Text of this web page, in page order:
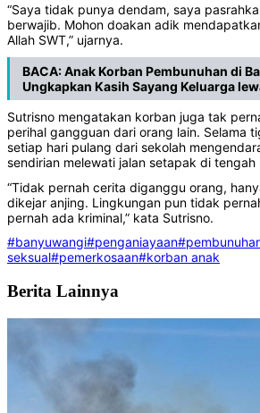
“Saya tidak punya dendam, saya
berwajib. Mohon doakan adik
Allah SWT,” ujarnya.
BACA:Anak Korban Pembunuhan di
Ungkapkan Kasih Sayang Keluarga
Sutrisno mengatakan korban juga tak
perihal gangguan dari orang lain. Selama
setiap hari pulang dari sekolah
sendirian melewati jalan setapak di tengah
“Tidak pernah cerita diganggu orang,
dikejar anjing. Lingkungan pun tidak
pernah ada kriminal,” kata Sutrisno.
#banyuwangi#penganiayaan
seksual#pemerkosaan#korban anak
Berita Lainnya